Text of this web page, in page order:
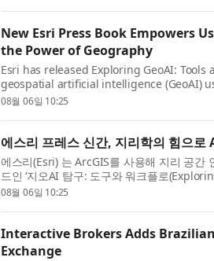
New Esri Press Book Empowers
the Power of Geography
Esri has released Exploring GeoAI:
geospatial artificial intelligence (GeoAI)
analysts, and data scientists, ...
08월 06일 10:25
에스리 프레스 신간, 지리학의 힘으
에스리(Esri) 는 ArcGIS를 사용해 지리 공간
드인 ‘지오AI 탐구: 도구와 워크플로
GIS 전문가, 분석가, 데이터 과학자...
08월 06일 10:25
Interactive Brokers Adds
Exchange